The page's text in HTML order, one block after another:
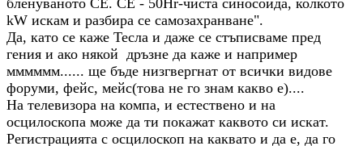
бленуваното СЕ. СЕ - 50Hr-чиста синосоида, колкото
kW искам и разбира се самозахранване".
Да, като се каже Тесла и даже се стъписваме пред
гения и ако някой дръзне да каже и например
мммммм...... ще бъде низгвергнат от всички видове
форуми, фейс, мейс(това не го знам какво е)....
На телевизора на компа, и естествено и на
осцилоскопа може да ти покажат каквото си искат.
Регистрацията с осцилоскоп на каквато и да е, да го